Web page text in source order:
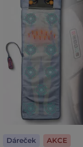
Dáreček AKCE